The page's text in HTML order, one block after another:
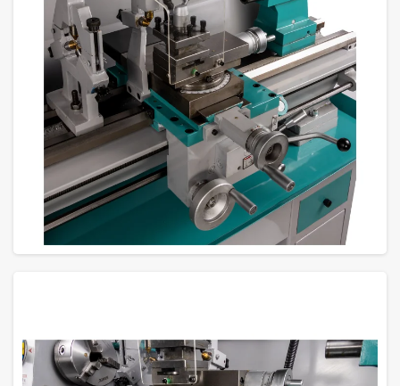
GROTE FOTO